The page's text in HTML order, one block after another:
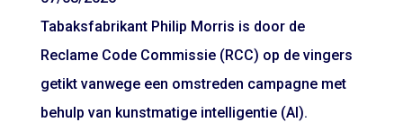
Tabaksfabrikant Philip Morris is door de
Reclame Code Commissie (RCC) op de vingers
getikt vanwege een omstreden campagne met
behulp van kunstmatige intelligentie (AI).